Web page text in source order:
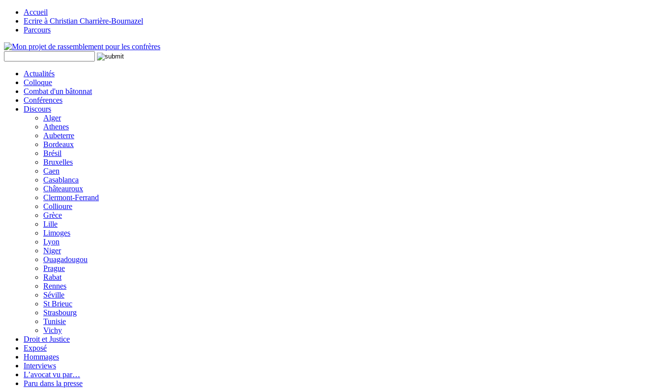
Accueil
Ecrire à Christian Charrière-Bournazel
Parcours
Actualités
Colloque
Combat d'un bâtonnat
Conférences
Discours
Alger
Athenes
Aubeterre
Bordeaux
Brésil
Bruxelles
Caen
Casablanca
Châteauroux
Clermont-Ferrand
Collioure
Grèce
Lille
Limoges
Lyon
Niger
Ouagadougou
Prague
Rabat
Rennes
Séville
St Brieuc
Strasbourg
Tunisie
Vichy
Droit et Justice
Exposé
Hommages
Interviews
L’avocat vu par…
Paru dans la presse